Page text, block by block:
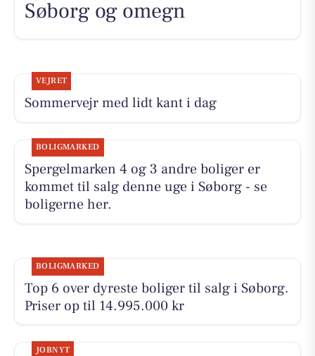
Søborg og omegn
VEJRET
Sommervejr med lidt kant i dag
BOLIGMARKED
Spergelmarken 4 og 3 andre boliger er
kommet til salg denne uge i Søborg - se
boligerne her.
BOLIGMARKED
Top 6 over dyreste boliger til salg i Søborg.
Priser op til 14.995.000 kr
JOBNYT